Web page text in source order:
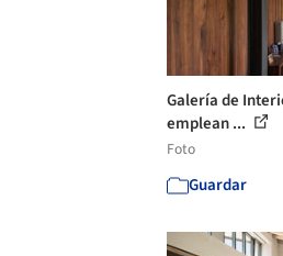
Galería de
emplean ...
Foto
Guardar